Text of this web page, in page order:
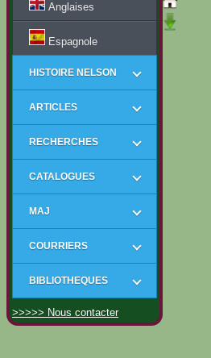
Anglaises
Espagnole
HISTOIRE NELSON
ARTICLES
RECHERCHES
CATALOGUES
MAJ
COURRIERS
BIBLIOTHEQUES
>>>>> Nous contacter